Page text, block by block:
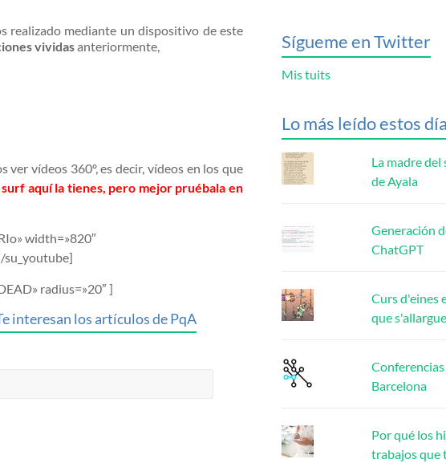
realizado mediante un dispositivo de este
vividasanteriormente,
vídeos 360º, es decir, vídeos en los que
aquí la tienes, pero mejor pruébala en
width=»820″
radius=»20″ ]
interesan los artículos de PqA
Sígueme en Twitter
Mis tuits
Lo más leído estos
La madre del
de Ayala
Generación
ChatGPT
Curs d'eines
que
Barcelona
Por qué los
trabajos que